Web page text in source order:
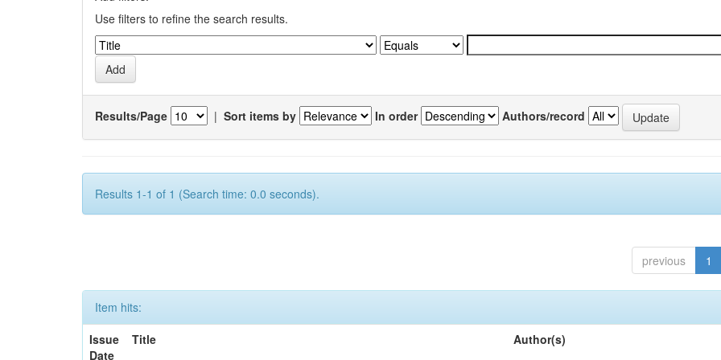
Use filters to refine the search results.
Results/Page | Sort items by In order Authors/record
Results 1-1 of 1 (Search time: 0.0 seconds).
previous 1
Item hits:
Issue
Date
Title Author(s)